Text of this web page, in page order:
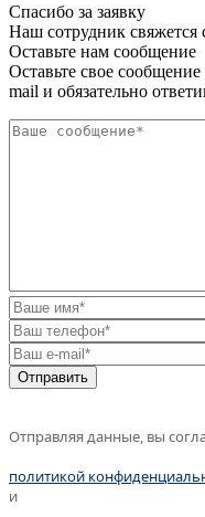
Спасибо за заявку
Наш сотрудник
Оставьте нам сообщение
Оставьте свое
mail и обязательно
Отправляя данные, вы
политикой
и